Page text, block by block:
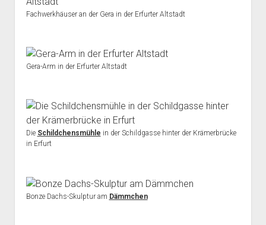
Fachwerkhäuser an der Gera in der Erfurter Altstadt
Gera-Arm in der Erfurter Altstadt
Die Schildchensmühle in der Schildgasse hinter der Krämerbrücke
in Erfurt
Bonze Dachs-Skulptur am Dämmchen